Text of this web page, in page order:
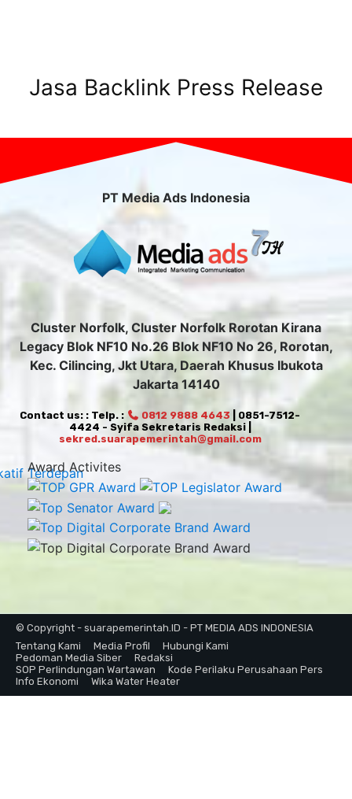
Jasa Backlink Press Release
PT Media Ads Indonesia
Cluster Norfolk, Cluster Norfolk Rorotan Kirana
Legacy Blok NF10 No.26 Blok NF10 No 26, Rorotan,
Kec. Cilincing, Jkt Utara, Daerah Khusus Ibukota
Jakarta 14140
Contact us: : Telp. : 0812 9888 4643 | 0851-7512-
4424 - Syifa Sekretaris Redaksi |
sekred.suarapemerintah@gmail.com
Award Activites
© Copyright - suarapemerintah.ID - PT MEDIA ADS INDONESIA
Tentang Kami
Media Profil
Hubungi Kami
Pedoman Media Siber
Redaksi
SOP Perlindungan Wartawan
Kode Perilaku Perusahaan Pers
Info Ekonomi
Wika Water Heater